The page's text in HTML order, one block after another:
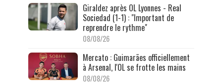
Giraldez après OL Lyonnes - Real
Sociedad (1-1) : "Important de
reprendre le rythme"
08/08/26
Mercato : Guimarães officiellement
à Arsenal, l'OL se frotte les mains
08/08/26